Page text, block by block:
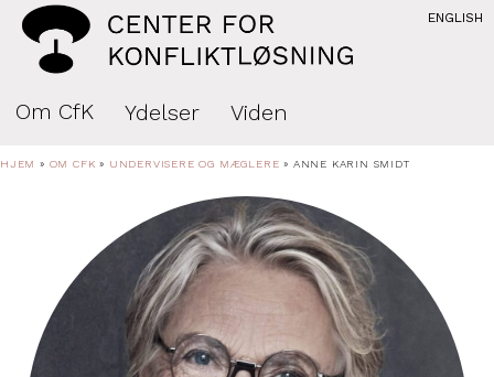
ENGLISH
Om CfK Ydelser Viden
HJEM » OM CFK » UNDERVISERE OG MÆGLERE » ANNE KARIN SMIDT